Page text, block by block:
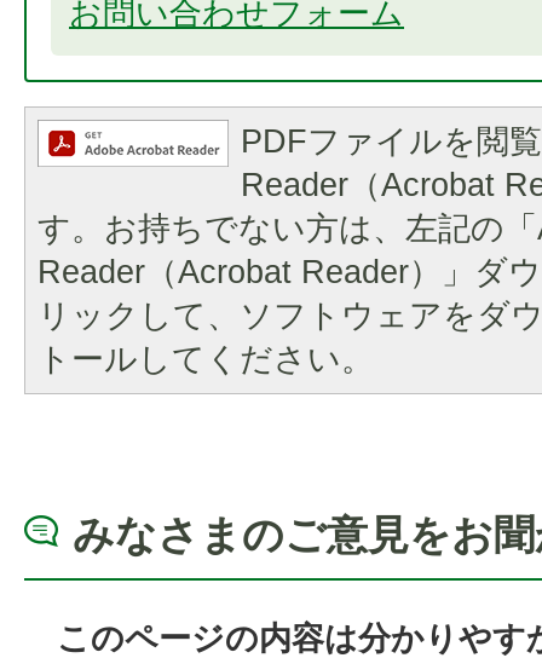
お問い合わせフォーム
PDFファイルを閲
Reader（Acrobat
す。お持ちでない方は、左記の
Reader（Acrobat Reader）」ダ
リックして、ソフトウェアをダ
トールしてください。
みなさまのご意見をお
このページの内容は分かりやす